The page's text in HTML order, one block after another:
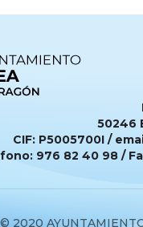
50246
CIF: P5005700I /
976 82 40 98 /
2020